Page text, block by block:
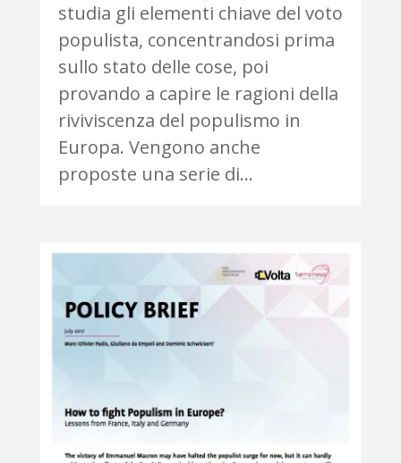
studia gli elementi chiave del voto
populista, concentrandosi prima
sullo stato delle cose, poi
provando a capire le ragioni della
riviviscenza del populismo in
Europa. Vengono anche
proposte una serie di...